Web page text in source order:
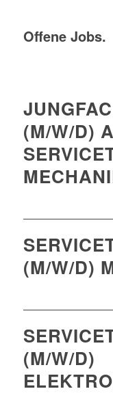
Offene Jobs.
(M/W/D)
(M/W/D)
(M/W/D)